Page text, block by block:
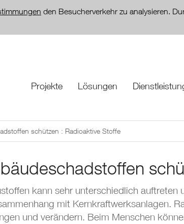
den Besucherverkehr zu analysieren.
Projekte Lösungen
schützen : Radioaktive Stoffe
kann sehr unterschiedlich
mit Kernkraftwerksanlagen.
und verändern. Beim Menschen